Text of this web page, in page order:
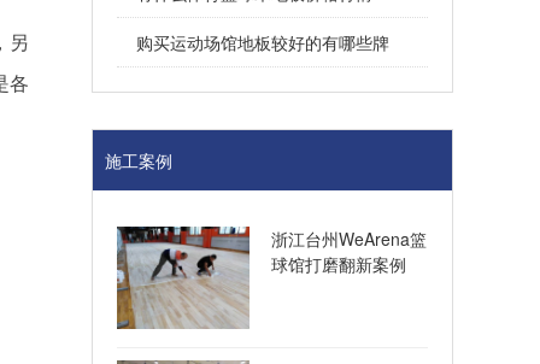
另
各
购买运动场馆地板较好的有哪些牌
施工案例
浙江台州WeArena篮
球馆打磨翻新案例